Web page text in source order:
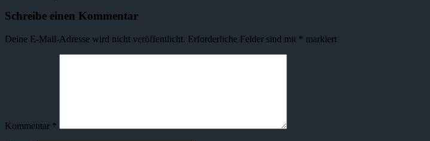
Schreibe einen Kommentar
Deine E-Mail-Adresse wird nicht veröffentlicht. Erforderliche Felder sind mit * markiert
Kommentar *